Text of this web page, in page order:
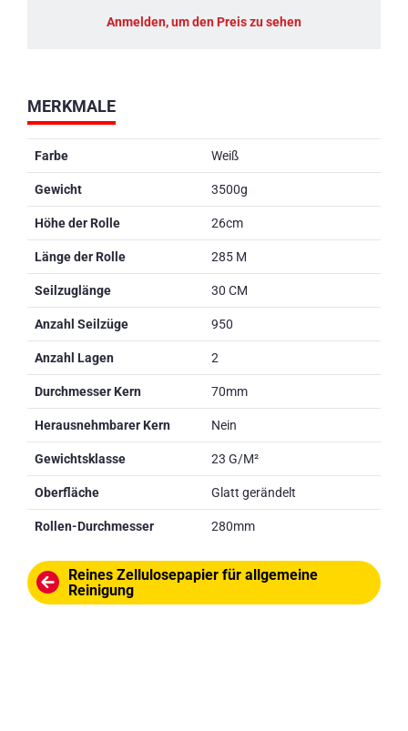
MERKMALE
Farbe Weiß
Gewicht 3500g
Höhe der Rolle 26cm
Länge der Rolle 285 M
Seilzuglänge 30 CM
Anzahl Seilzüge 950
Anzahl Lagen 2
Durchmesser Kern 70mm
Herausnehmbarer Kern Nein
Gewichtsklasse 23 G/M²
Oberfläche Glatt gerändelt
Rollen-Durchmesser 280mm
Reines Zellulosepapier für allgemeine
Reinigung
Anmelden, um den Preis zu sehen